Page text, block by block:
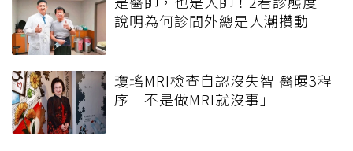
說明為何診間外總是人潮攢動
瓊瑤MRI檢查自認沒失智 醫曝3程
序「不是做MRI就沒事」